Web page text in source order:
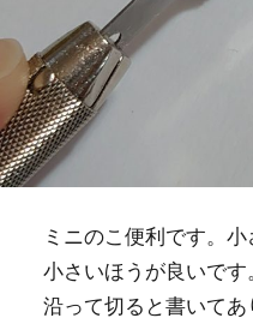
ミニのこ便利です。
小さいほうが良いです
沿って切ると書いてあ